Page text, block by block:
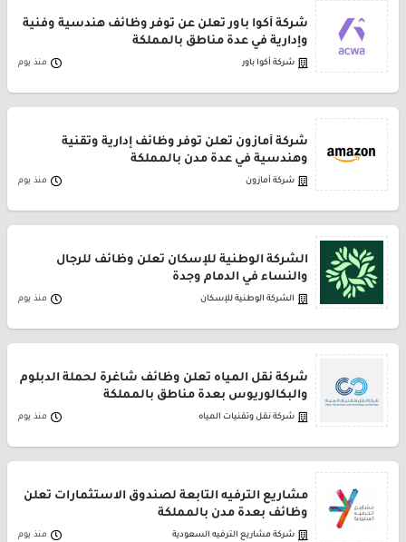
شركة أكوا باور تعلن عن توفر وظائف هندسية وفنية
وإدارية في عدة مناطق بالمملكة
شركة أكوا باور منذ يوم
شركة أمازون تعلن توفر وظائف إدارية وتقنية
وهندسية في عدة مدن بالمملكة
شركة أمازون منذ يوم
الشركة الوطنية للإسكان تعلن وظائف للرجال
والنساء في الدمام وجدة
الشركة الوطنية للإسكان منذ يوم
شركة نقل المياه تعلن وظائف شاغرة لحملة الدبلوم
والبكالوريوس بعدة مناطق بالمملكة
شركة نقل وتقنيات المياه منذ يوم
مشاريع الترفيه التابعة لصندوق الاستثمارات تعلن
وظائف بعدة مدن بالمملكة
شركة مشاريع الترفيه السعودية منذ يوم